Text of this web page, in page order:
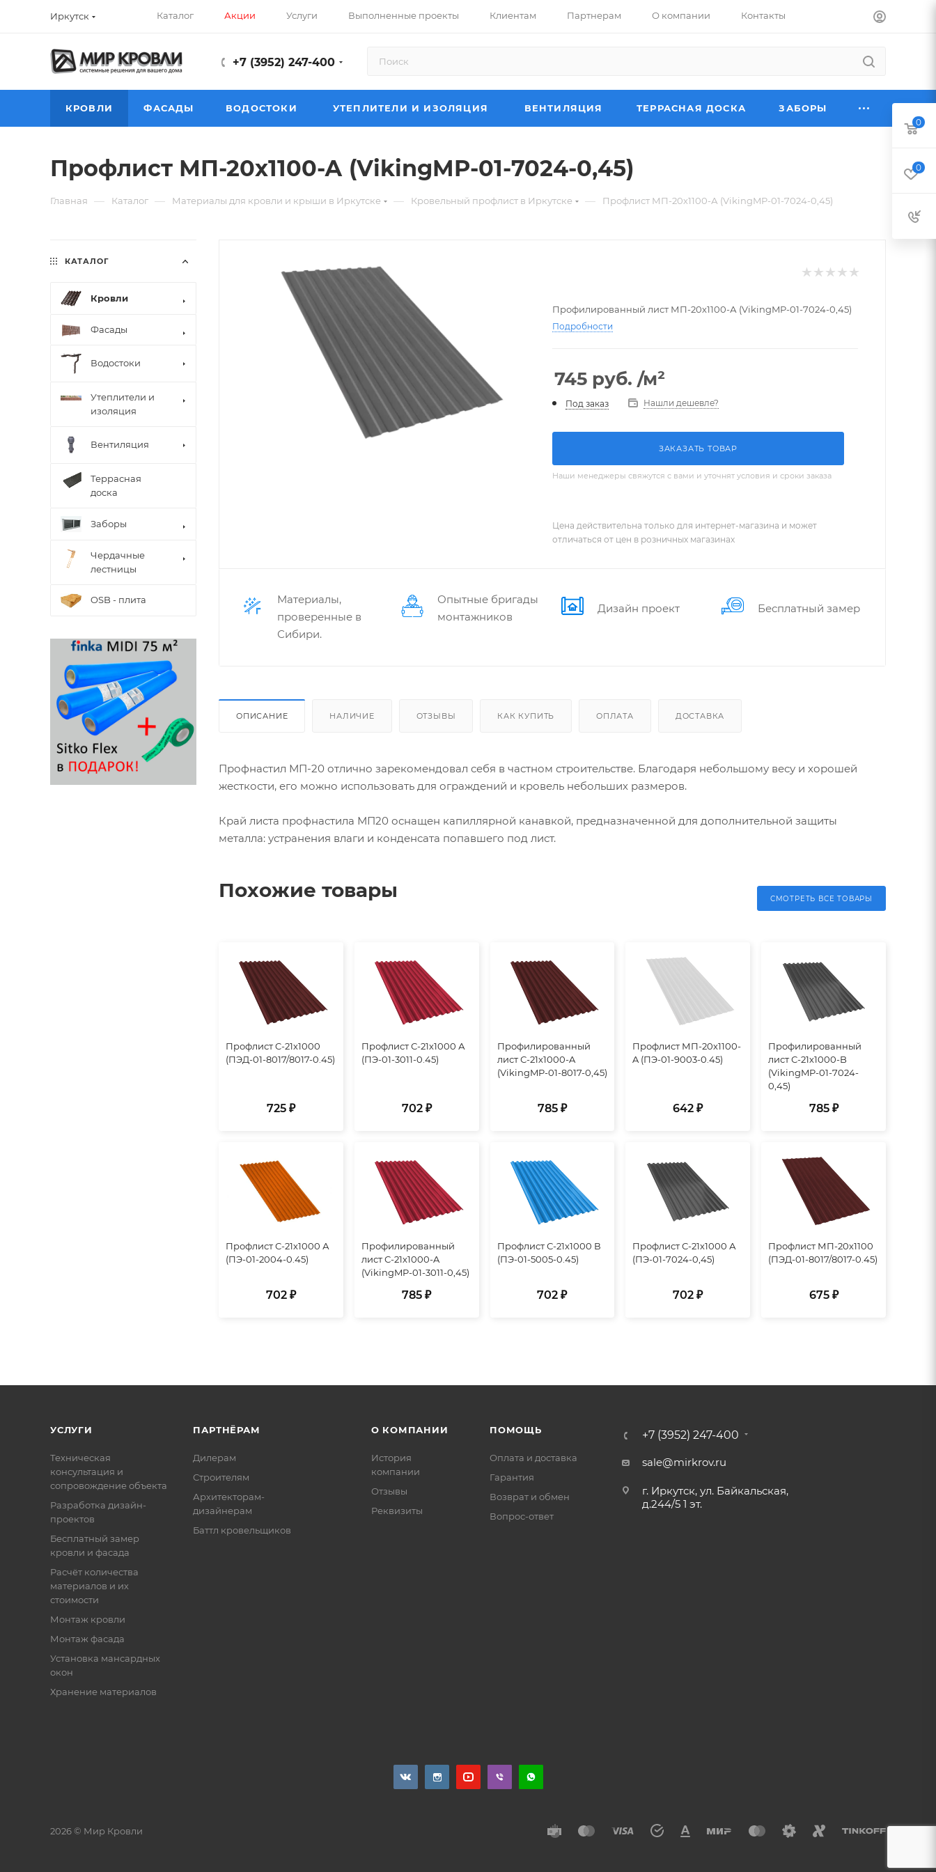
Иркутск Каталог Акции Услуги Выполненные проекты Клиентам Партнерам О компании Контакты
+7 (3952) 247-400
КРОВЛИ ФАСАДЫ ВОДОСТОКИ УТЕПЛИТЕЛИ И ИЗОЛЯЦИЯ ВЕНТИЛЯЦИЯ ТЕРРАСНАЯ ДОСКА ЗАБОРЫ
Профлист МП-20х1100-А (VikingMP-01-7024-0,45)
Главная — Каталог — Материалы для кровли и крыши в Иркутске — Кровельный профлист в Иркутске — Профлист МП-20х1100-А (VikingMP-01-7024-0,45)
Профилированный лист МП-20х1100-А (VikingMP-01-7024-0,45)
Подробности
745 руб. /м²
Под заказ Нашли дешевле?
ЗАКАЗАТЬ ТОВАР
Наши менеджеры свяжутся с вами и уточнят условия и сроки заказа
Цена действительна только для интернет-магазина и может
отличаться от цен в розничных магазинах
Материалы,
проверенные в
Сибири.
Опытные бригады
монтажников
Дизайн проект Бес­плат­ный замер
ОПИСАНИЕ НАЛИЧИЕ ОТЗЫВЫ КАК КУПИТЬ ОПЛАТА ДОСТАВКА
Профнастил МП-20 отлично зарекомендовал себя в частном строительстве. Благодаря небольшому весу и хорошей
жесткости, его можно использовать для ограждений и кровель небольших размеров.
Край листа профнастила МП20 оснащен капиллярной канавкой, предназначенной для дополнительной защиты
металла: устранения влаги и конденсата попавшего под лист.
Похожие товары СМОТРЕТЬ ВСЕ ТОВАРЫ
Профлист C-21х1000
(ПЭД-01-8017/8017-0.45)
725 ₽
Профлист С-21х1000 А
(ПЭ-01-3011-0.45)
702 ₽
Профилированный
лист С-21х1000-A
(VikingMP-01-8017-0,45)
785 ₽
Профлист МП-20х1100-
A (ПЭ-01-9003-0.45)
642 ₽
Профилированный
лист С-21х1000-B
(VikingMP-01-7024-
0,45)
785 ₽
Профлист С-21х1000 А
(ПЭ-01-2004-0.45)
702 ₽
Профилированный
лист С-21х1000-A
(VikingMP-01-3011-0,45)
785 ₽
Профлист С-21х1000 В
(ПЭ-01-5005-0.45)
702 ₽
Профлист С-21х1000 А
(ПЭ-01-7024-0,45)
702 ₽
Профлист МП-20х1100
(ПЭД-01-8017/8017-0.45)
675 ₽
КАТАЛОГ
Кровли
Фасады
Водостоки
Утеплители и
изоляция
Вентиляция
Террасная
доска
Заборы
Чердачные
лестницы
OSB - плита
УСЛУГИ
Техническая
консультация и
сопровождение объекта
Разработка дизайн-
проектов
Бесплатный замер
кровли и фасада
Расчёт количества
материалов и их
стоимости
Монтаж кровли
Монтаж фасада
Установка мансардных
окон
Хранение материалов
ПАРТНЁРАМ
Дилерам
Строителям
Архитекторам-
дизайнерам
Баттл кровельщиков
О КОМПАНИИ
История
компании
Отзывы
Реквизиты
ПОМОЩЬ
Оплата и доставка
Гарантия
Возврат и обмен
Вопрос-ответ
+7 (3952) 247-400
sale@mirkrov.ru
г. Иркутск, ул. Байкальская,
д.244/5 1 эт.
2026 © Мир Кровли
0
0